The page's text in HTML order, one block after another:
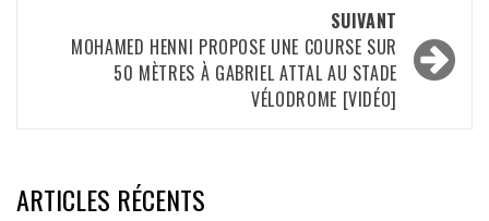
SUIVANT
MOHAMED HENNI PROPOSE UNE COURSE SUR
50 MÈTRES À GABRIEL ATTAL AU STADE
VÉLODROME [VIDÉO]
ARTICLES RÉCENTS